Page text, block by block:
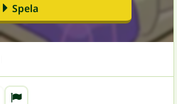
Spela